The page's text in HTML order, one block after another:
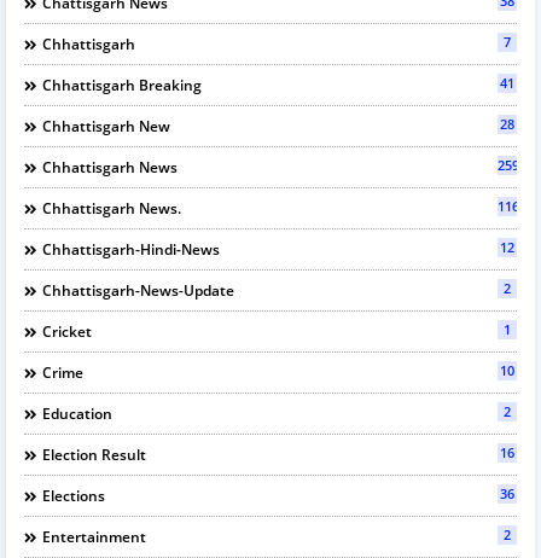
Chhattisgarh 7
Chhattisgarh Breaking 41
Chhattisgarh New 28
Chhattisgarh News 2597
Chhattisgarh News. 116
Chhattisgarh-Hindi-News 12
Chhattisgarh-News-Update 2
Cricket 1
Crime 10
Education 2
Election Result 16
Elections 36
Entertainment 2